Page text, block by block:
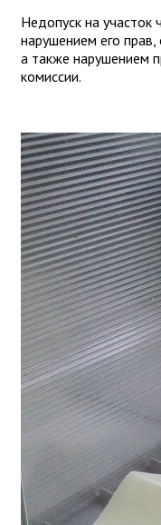
Недопуск на участок
нарушением его
а также нарушением
комиссии.